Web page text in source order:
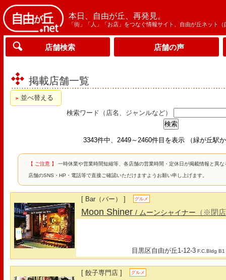
本日、自由が丘、再発見。
「街」「人」「お店」をつなぐ情報サイト、自由が丘ネット（
店舗検索 店舗の声
掲載店舗一覧
並べ替える
検索ワード（店名、ジャンルなど）
3343件中、2449～2460件目を表示 （緑が丘駅
【 ご注意 】 一時休業や営業時間短縮等、各店舗の営業時間・定休日が掲載情報と異
店舗のSNS・HP・電話等で直接ご確認いただけますようお願い申し上げます。
[ Bar（バー） ] グルメ
Moon Shiner/ ムーンシャイナー （※閉
目黒区自由が丘1-12-3 F.C.Bldg B1
[ 餃子専門店 ] グルメ